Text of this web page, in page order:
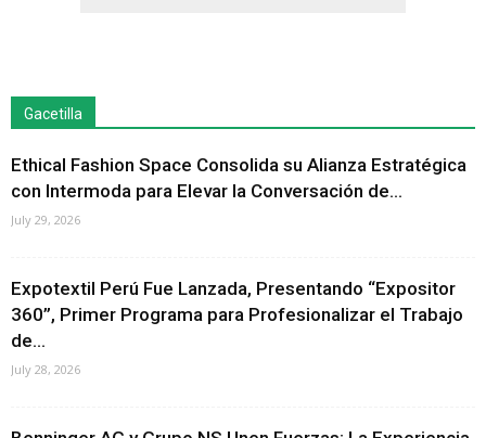
Gacetilla
Ethical Fashion Space Consolida su Alianza Estratégica
con Intermoda para Elevar la Conversación de...
July 29, 2026
Expotextil Perú Fue Lanzada, Presentando “Expositor
360”, Primer Programa para Profesionalizar el Trabajo
de...
July 28, 2026